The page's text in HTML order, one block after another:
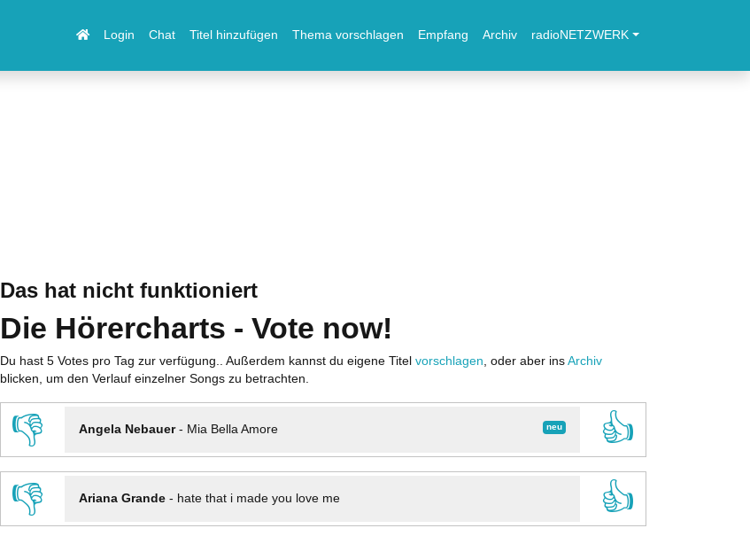
Login Chat Titel hinzufügen Thema vorschlagen Empfang Archiv radioNETZWERK
Das hat nicht funktioniert
Die Hörercharts - Vote now!
Du hast 5 Votes pro Tag zur verfügung.. Außerdem kannst du eigene Titel vorschlagen , oder aber ins Archiv
blicken, um den Verlauf einzelner Songs zu betrachten.
👎 neu
Angela Nebauer- Mia Bella Amore
👍
👎
Ariana Grande- hate that i made you love me
👍